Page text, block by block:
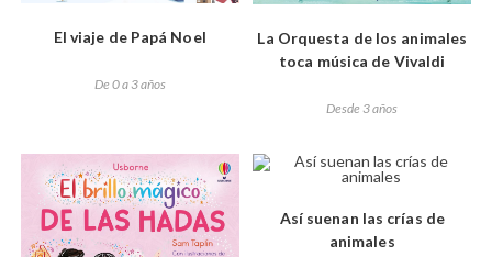
El viaje de Papá Noel
De 0 a 3 años
La Orquesta de los animales
toca música de Vivaldi
Desde 3 años
Así suenan las crías de
animales